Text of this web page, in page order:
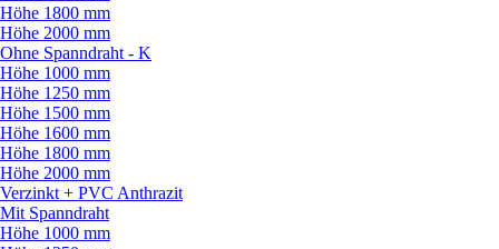
Höhe 1800 mm
Höhe 2000 mm
Ohne Spanndraht - K
Höhe 1000 mm
Höhe 1250 mm
Höhe 1500 mm
Höhe 1600 mm
Höhe 1800 mm
Höhe 2000 mm
Verzinkt + PVC Anthrazit
Mit Spanndraht
Höhe 1000 mm